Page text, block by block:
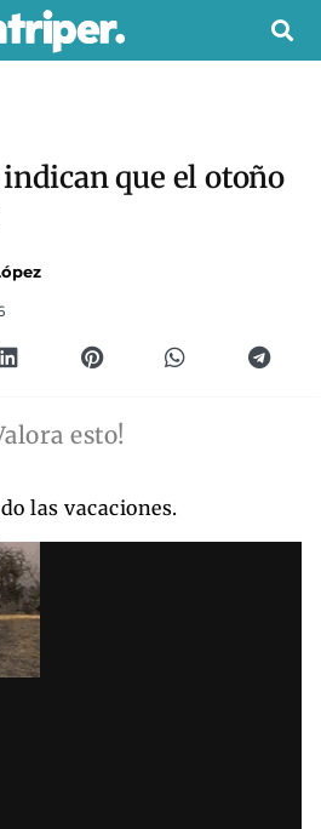
indican que el otoño
esto!
las vacaciones.